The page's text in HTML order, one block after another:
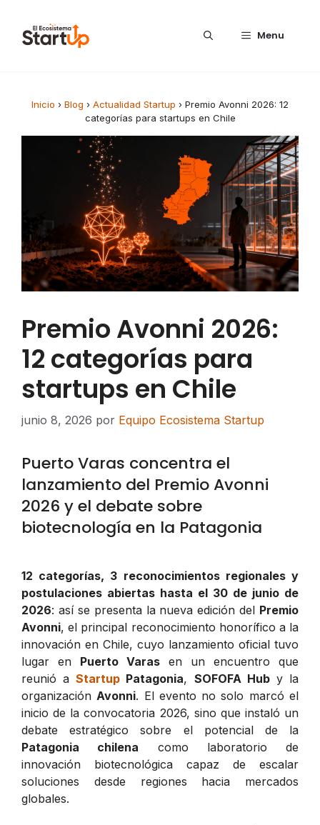
Menu
Inicio › Blog › Actualidad Startup › Premio Avonni 2026: 12
categorías para startups en Chile
Premio Avonni 2026:
12 categorías para
startups en Chile
junio 8, 2026 por Equipo Ecosistema Startup
Puerto Varas concentra el
lanzamiento del Premio Avonni
2026 y el debate sobre
biotecnología en la Patagonia
12 categorías, 3 reconocimientos regionales y
postulaciones abiertas hasta el 30 de junio de
2026: así se presenta la nueva edición del Premio
Avonni, el principal reconocimiento honorífico a la
innovación en Chile, cuyo lanzamiento oficial tuvo
lugar en Puerto Varas en un encuentro que
reunió aStartup Patagonia, SOFOFA Huby la
organizaciónAvonni. El evento no solo marcó el
inicio de la convocatoria 2026, sino que instaló un
debate estratégico sobre el potencial de la
Patagonia chilena como laboratorio de
innovación biotecnológica capaz de escalar
soluciones desde regiones hacia mercados
globales.